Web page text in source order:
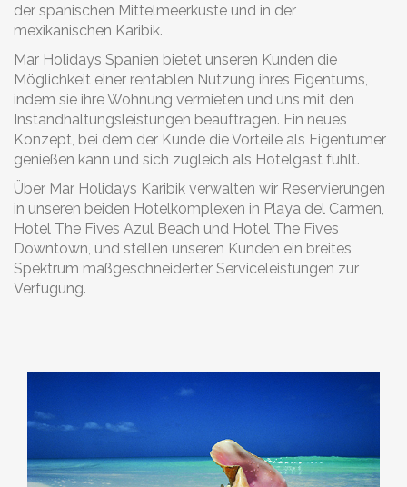
der spanischen Mittelmeerküste und in der
mexikanischen Karibik.
Mar Holidays Spanien bietet unseren Kunden die
Möglichkeit einer rentablen Nutzung ihres Eigentums,
indem sie ihre Wohnung vermieten und uns mit den
Instandhaltungsleistungen beauftragen. Ein neues
Konzept, bei dem der Kunde die Vorteile als Eigentümer
genießen kann und sich zugleich als Hotelgast fühlt.
Über Mar Holidays Karibik verwalten wir Reservierungen
in unseren beiden Hotelkomplexen in Playa del Carmen,
Hotel The Fives Azul Beach und Hotel The Fives
Downtown, und stellen unseren Kunden ein breites
Spektrum maßgeschneiderter Serviceleistungen zur
Verfügung.